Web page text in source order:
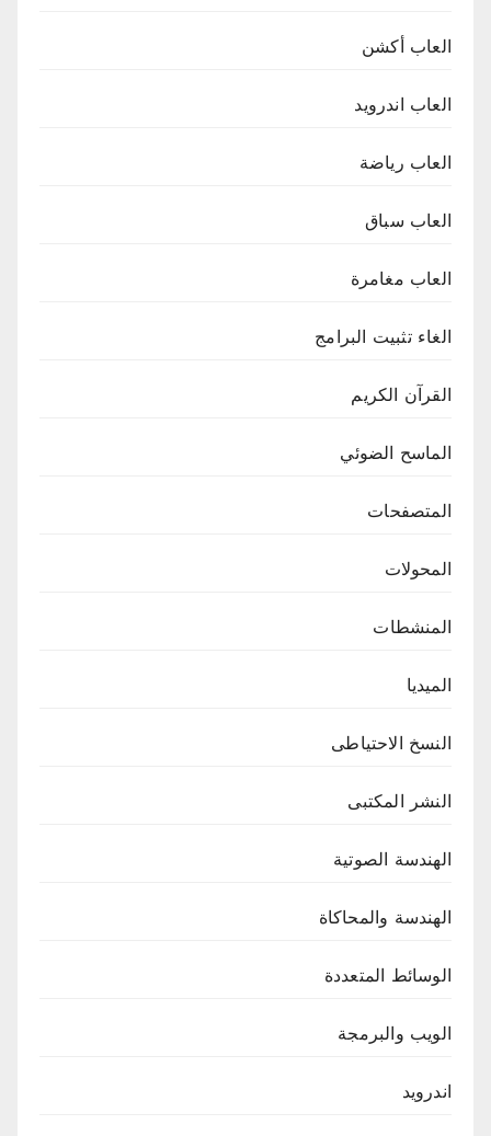
العاب أكشن
العاب اندرويد
العاب رياضة
العاب سباق
العاب مغامرة
الغاء تثبيت البرامج
القرآن الكريم
الماسح الضوئي
المتصفحات
المحولات
المنشطات
الميديا
النسخ الاحتياطى
النشر المكتبى
الهندسة الصوتية
الهندسة والمحاكاة
الوسائط المتعددة
الويب والبرمجة
اندرويد